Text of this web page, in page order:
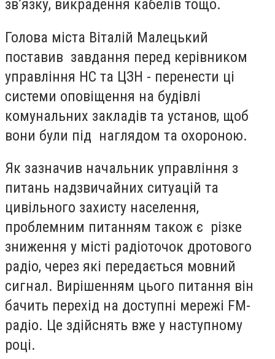
зв’язку, викрадення кабелів тощо.
Голова міста Віталій Малецький
поставив завдання перед керівником
управління НС та ЦЗН - перенести ці
системи оповіщення на будівлі
комунальних закладів та установ, щоб
вони були під наглядом та охороною.
Як зазначив начальник управління з
питань надзвичайних ситуацій та
цивільного захисту населення,
проблемним питанням також є різке
зниження у місті радіоточок дротового
радіо, через які передається мовний
сигнал. Вирішенням цього питання він
бачить перехід на доступні мережі FM-
радіо. Це здійснять вже у наступному
році.